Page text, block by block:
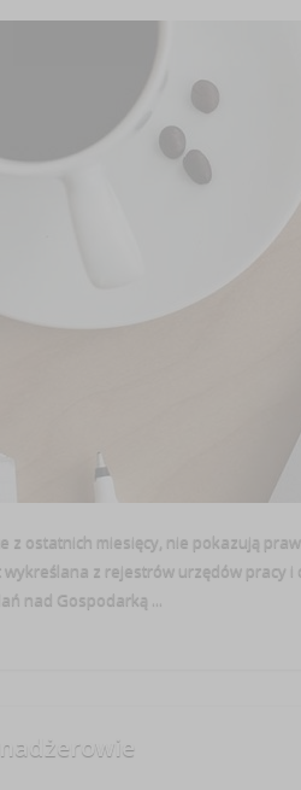
z ostatnich miesięcy, nie pokazują
z rejestrów urzędów pracy i
nad Gospodarką ...